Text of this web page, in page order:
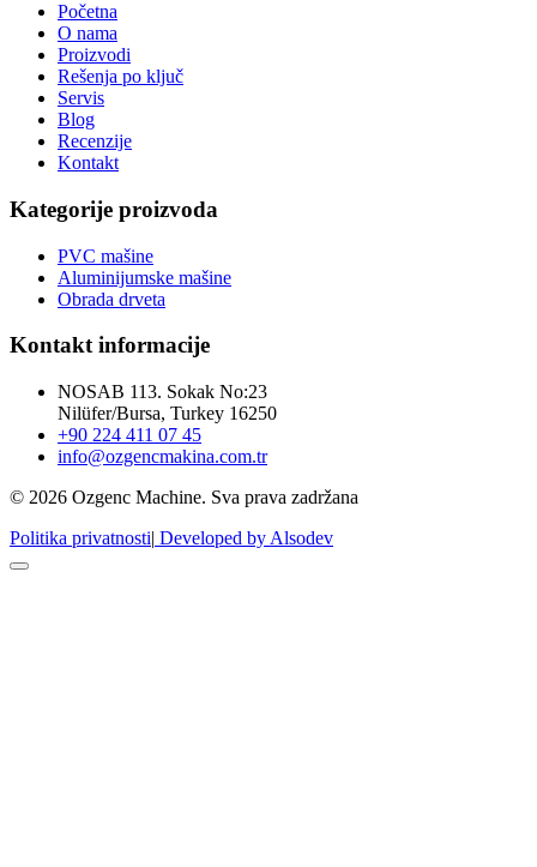
Početna
O nama
Proizvodi
Rešenja po ključ
Servis
Blog
Recenzije
Kontakt
Kategorije proizvoda
PVC mašine
Aluminijumske mašine
Obrada drveta
Kontakt informacije
NOSAB 113. Sokak No:23
Nilüfer/Bursa, Turkey 16250
+90 224 411 07 45
info@ozgencmakina.com.tr
© 2026 Ozgenc Machine. Sva prava zadržana
Politika privatnosti| Developed by Alsodev